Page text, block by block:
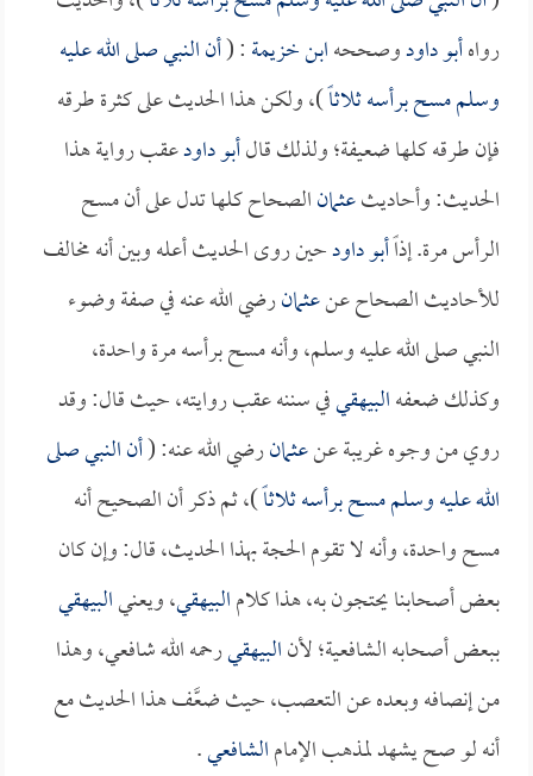
رواهأبو داودوصححهابن خزيمة: (أن النبي صلى الله عليه
وسلم مسح برأسه ثلاثاً)، ولكن هذا الحديث على كثرة طرقه
فإن طرقه كلها ضعيفة؛ ولذلك قالأبو داودعقب رواية هذا
الحديث: وأحاديثعثمانالصحاح كلها تدل على أن مسح
الرأس مرة. إذاًأبو داودحين روى الحديث أعله وبين أنه مخالف
للأحاديث الصحاح عنعثمانرضي الله عنه في صفة وضوء
النبي صلى الله عليه وسلم، وأنه مسح برأسه مرة واحدة،
وكذلك ضعفهالبيهقيفي سننه عقب روايته، حيث قال: وقد
روي من وجوه غريبة عنعثمانرضي الله عنه: (أن النبي صلى
الله عليه وسلم مسح برأسه ثلاثاً)، ثم ذكر أن الصحيح أنه
مسح واحدة، وأنه لا تقوم الحجة بهذا الحديث، قال: وإن كان
بعض أصحابنا يحتجون به، هذا كلامالبيهقي، ويعنيالبيهقي
ببعض أصحابه الشافعية؛ لأنالبيهقيرحمه الله شافعي، وهذا
من إنصافه وبعده عن التعصب، حيث ضعَّف هذا الحديث مع
أنه لو صح يشهد لمذهب الإمامالشافعي.